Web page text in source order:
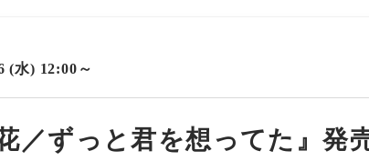
(水) 12:00～
／ずっと君を想ってた』発